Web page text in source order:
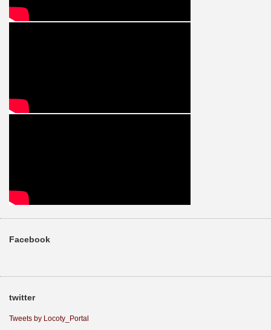
Facebook
twitter
Tweets by Locoty_Portal